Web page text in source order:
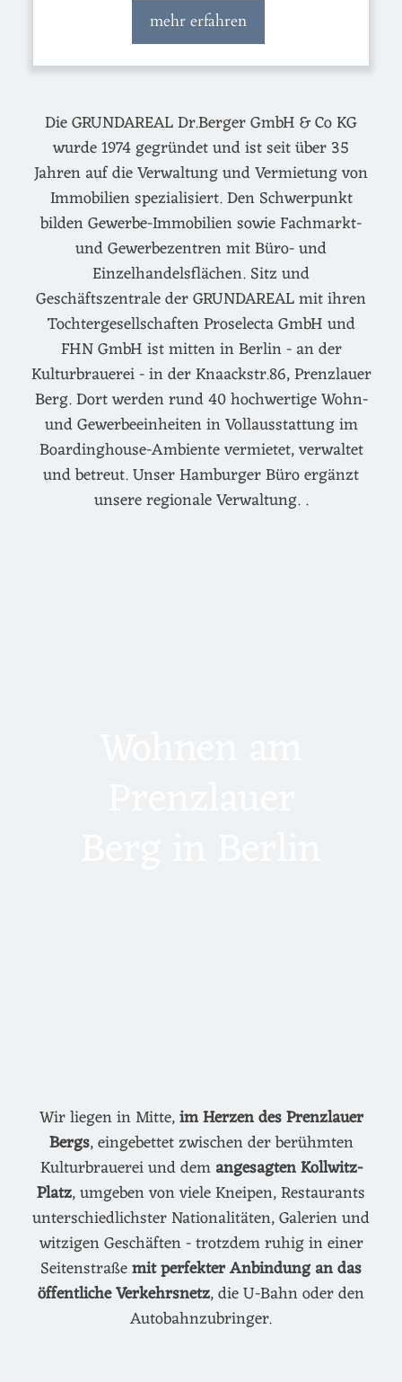
mehr erfahren
Die GRUNDAREAL Dr.Berger GmbH & Co KG
wurde 1974 gegründet und ist seit über 35
Jahren auf die Verwaltung und Vermietung von
Immobilien spezialisiert. Den Schwerpunkt
bilden Gewerbe-Immobilien sowie Fachmarkt-
und Gewerbezentren mit Büro- und
Einzelhandelsflächen. Sitz und
Geschäftszentrale der GRUNDAREAL mit ihren
Tochtergesellschaften Proselecta GmbH und
FHN GmbH ist mitten in Berlin - an der
Kulturbrauerei - in der Knaackstr.86, Prenzlauer
Berg. Dort werden rund 40 hochwertige Wohn-
und Gewerbeeinheiten in Vollausstattung im
Boardinghouse-Ambiente vermietet, verwaltet
und betreut. Unser Hamburger Büro ergänzt
unsere regionale Verwaltung. .
Wir liegen in Mitte,im Herzen des Prenzlauer
Bergs, eingebettet zwischen der berühmten
Kulturbrauerei und demangesagten Kollwitz-
Platz, umgeben von viele Kneipen, Restaurants
unterschiedlichster Nationalitäten, Galerien und
witzigen Geschäften - trotzdem ruhig in einer
Seitenstraßemit perfekter Anbindung an das
öffentliche Verkehrsnetz, die U-Bahn oder den
Autobahnzubringer.